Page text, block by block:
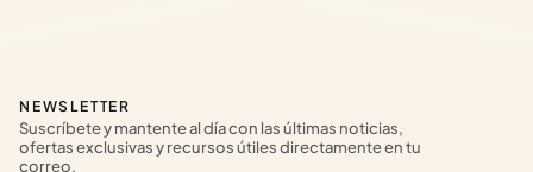
NEWSLETTER
Suscríbete y mantente al día con las últimas noticias,
ofertas exclusivas y recursos útiles directamente en tu
correo.